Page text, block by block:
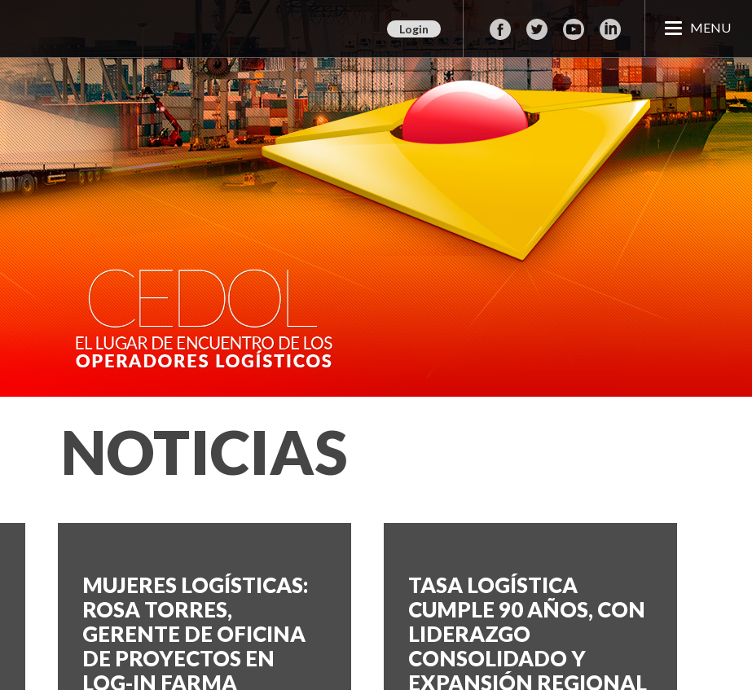
Login MENU
NOTICIAS
MUJERES LOGÍSTICAS:
ROSA TORRES,
GERENTE DE OFICINA
DE PROYECTOS EN
LOG-IN FARMA
TASA LOGÍSTICA
CUMPLE 90 AÑOS, CON
LIDERAZGO
CONSOLIDADO Y
EXPANSIÓN REGIONAL